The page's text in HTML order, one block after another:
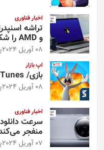
اخبار فناوری
و AMD را شکست داد
08 آوریل 2024
اپ بازار
بازی/ Looney Tunes؛ شهری بزرگ بسازید
08 آوریل 2024
اخبار فناوری
سرعت
منفجر
07 آوریل 2024